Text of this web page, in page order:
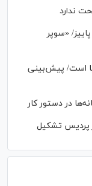
ندارد
«سوپر
است/ پیش‌بینی
در دستور کار
پردیس تشکیل